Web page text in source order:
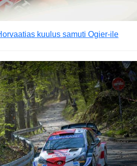
kuulus samuti Ogier-ile